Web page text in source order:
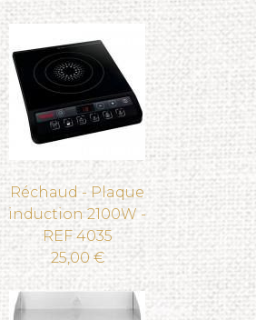
Réchaud - Plaque
induction 2100W -
REF 4035
25,00 €